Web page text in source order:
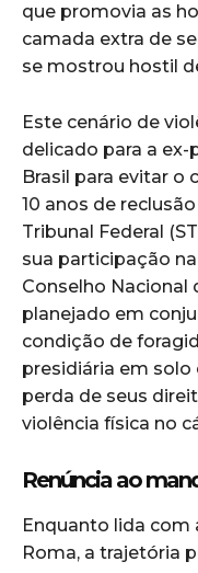
que promovia as
camada extra de
se mostrou hostil
Este cenário de
delicado para a
Brasil para evitar
10 anos de
Tribunal Federal
sua participação
Conselho Nacional
planejado em
condição de
presidiária em solo
perda de seus
violência física no
Renúncia ao
Enquanto lida com
Roma, a trajetória